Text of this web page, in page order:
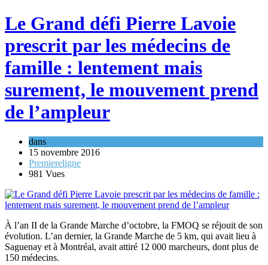
Le Grand défi Pierre Lavoie
prescrit par les médecins de
famille : lentement mais
surement, le mouvement prend
de l’ampleur
dans
15 novembre 2016
Premiereligne
981 Vues
À l’an II de la Grande Marche d’octobre, la FMOQ se réjouit de son
évolution. L’an dernier, la Grande Marche de 5 km, qui avait lieu à
Saguenay et à Montréal, avait attiré 12 000 marcheurs, dont plus de
150 médecins.